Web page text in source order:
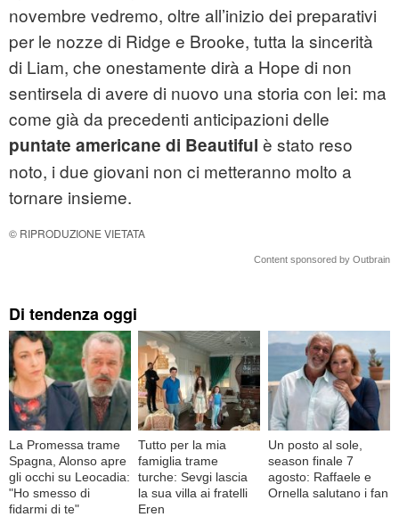
novembre vedremo, oltre all’inizio dei preparativi
per le nozze di Ridge e Brooke, tutta la sincerità
di Liam, che onestamente dirà a Hope di non
sentirsela di avere di nuovo una storia con lei: ma
come già da precedenti anticipazioni delle
puntate americane di Beautiful è stato reso
noto, i due giovani non ci metteranno molto a
tornare insieme.
© RIPRODUZIONE VIETATA
Content sponsored by Outbrain
Di tendenza oggi
La Promessa trame
Spagna, Alonso apre
gli occhi su Leocadia:
"Ho smesso di
fidarmi di te"
Tutto per la mia
famiglia trame
turche: Sevgi lascia
la sua villa ai fratelli
Eren
Un posto al sole,
season finale 7
agosto: Raffaele e
Ornella salutano i fan